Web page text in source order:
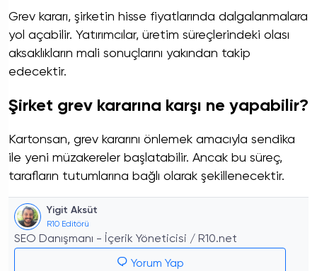
Grev kararı, şirketin hisse fiyatlarında dalgalanmalara
yol açabilir. Yatırımcılar, üretim süreçlerindeki olası
aksaklıkların mali sonuçlarını yakından takip
edecektir.
Şirket grev kararına karşı ne yapabilir?
Kartonsan, grev kararını önlemek amacıyla sendika
ile yeni müzakereler başlatabilir. Ancak bu süreç,
tarafların tutumlarına bağlı olarak şekillenecektir.
Yigit Aksüt
R10 Editörü
SEO Danışmanı - İçerik Yöneticisi / R10.net
Yorum Yap